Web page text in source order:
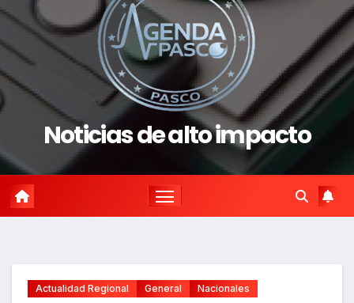
Noticias de alto impacto
Actualidad Regional General Nacionales